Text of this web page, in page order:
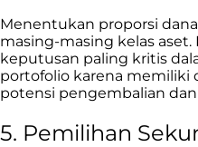
Menentukan proporsi
masing-masing kelas
keputusan paling kritis
portofolio karena memiliki
potensi pengembalian
5. Pemilihan